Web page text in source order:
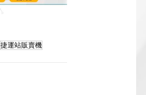
捷運站販賣機